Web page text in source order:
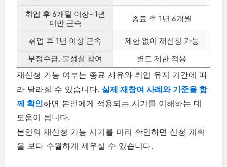
취업 후 6개월 이상~1년
미만 근속
종료 후 1년 6개월
취업 후 1년 이상 근속
제한 없이 재신청 가능
부정수급, 불성실 참여
별도 제한 적용
재신청 가능 여부는 종료 사유와 취업 유지 기간에 따
라 달라질 수 있습니다. 실제 재참여 사례와 기준을 함
께 확인하면 본인에게 적용되는 시기를 이해하는 데
도움이 됩니다.
본인의 재신청 가능 시기를 미리 확인하면 신청 계획
을 보다 수월하게 세우실 수 있습니다.